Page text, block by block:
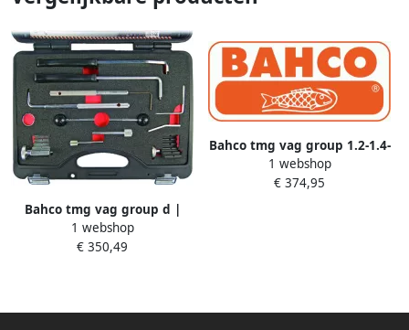
Bahco tmg vag group d |
BE509207
1 webshop
€ 350,49
Bahco tmg vag group 1.2-1.4-
1.6 p | BE509102
1 webshop
€ 374,95